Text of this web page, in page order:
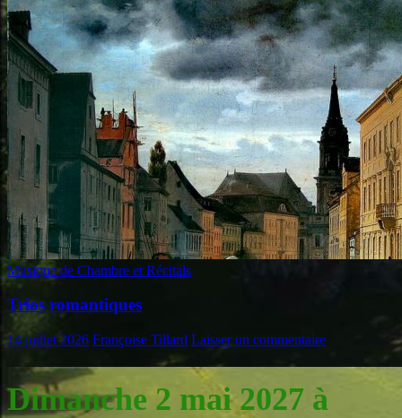
Musique de Chambre et Récitals
Trios romantiques
14 juillet 2026 Françoise Tillard Laisser un commentaire
Dimanche 2 mai 2027 à